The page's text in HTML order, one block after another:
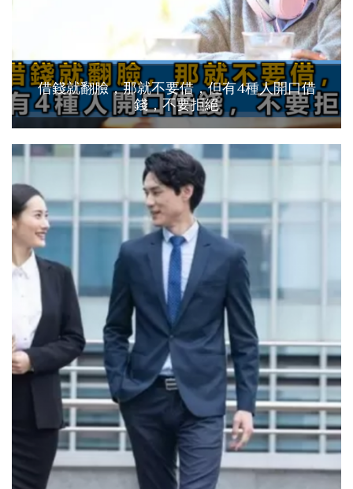
借錢就翻臉，那就不要借，但有4種人開口借
錢，不要拒絕